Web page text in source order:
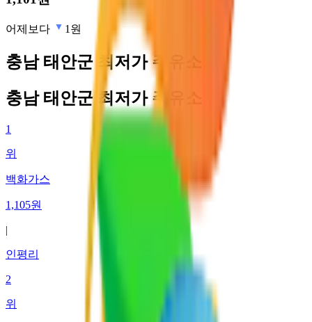
어제보다 1원
충남 태안군 최저가 주유소
충남 태안군 최저가 주유소
1
위
백화가스
1,105원
|
인평리
2
위